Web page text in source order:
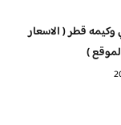
قطر ( الاسعار
)